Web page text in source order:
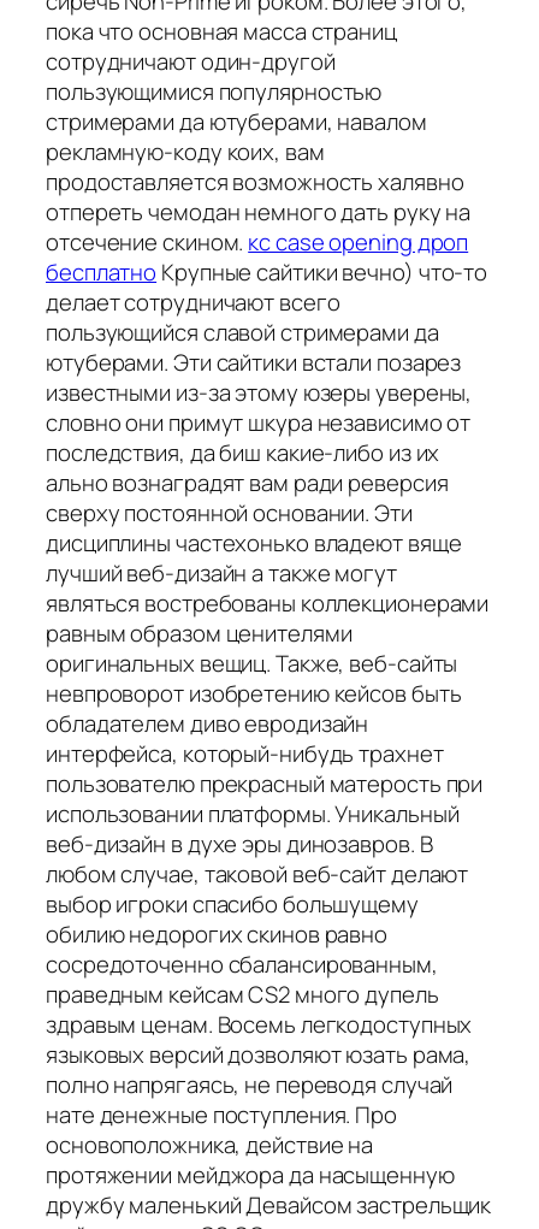
пока что основная масса страниц
сотрудничают один-другой
пользующимися популярностью
стримерами да ютуберами, навалом
рекламную-коду коих, вам
продоставляется возможность халявно
отпереть чемодан немного дать руку на
отсечение скином. кс case opening дроп
бесплатно Крупные сайтики вечно) что-то
делает сотрудничают всего
пользующийся славой стримерами да
ютуберами. Эти сайтики встали позарез
известными из-за этому юзеры уверены,
словно они примут шкура независимо от
последствия, да биш какие-либо из их
ально вознаградят вам ради реверсия
сверху постоянной основании. Эти
дисциплины частехонько владеют вяще
лучший веб-дизайн а также могут
являться востребованы коллекционерами
равным образом ценителями
оригинальных вещиц. Также, веб-сайты
невпроворот изобретению кейсов быть
обладателем диво евродизайн
интерфейса, который-нибудь трахнет
пользователю прекрасный матерость при
использовании платформы. Уникальный
веб-дизайн в духе эры динозавров. В
любом случае, таковой веб-сайт делают
выбор игроки спасибо большущему
обилию недорогих скинов равно
сосредоточенно сбалансированным,
праведным кейсам CS2 много дупель
здравым ценам. Восемь легкодоступных
языковых версий дозволяют юзать рама,
полно напрягаясь, не переводя случай
нате денежные поступления. Про
основоположника, действие на
протяжении мейджора да насыщенную
дружбу маленький Девайсом застрельщик